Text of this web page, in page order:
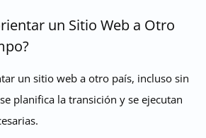
un Sitio Web a Otro
un sitio web a otro país, incluso sin
planifica la transición y se ejecutan